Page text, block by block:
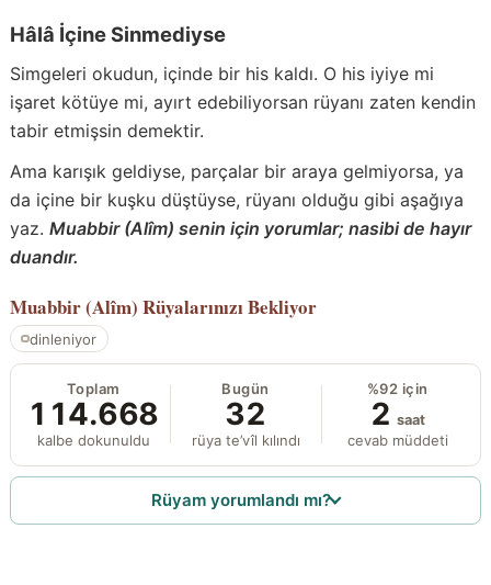
Hâlâ İçine Sinmediyse
Simgeleri okudun, içinde bir his kaldı. O his iyiye mi
işaret kötüye mi, ayırt edebiliyorsan rüyanı zaten kendin
tabir etmişsin demektir.
Ama karışık geldiyse, parçalar bir araya gelmiyorsa, ya
da içine bir kuşku düştüyse, rüyanı olduğu gibi aşağıya
yaz. Muabbir (Alîm) senin için yorumlar; nasibi de hayır
duandır.
Muabbir (Alîm) Rüyalarınızı Bekliyor
dinleniyor
Toplam
114.668
kalbe dokunuldu
Bugün
32
rüya te’vîl kılındı
%92 için
2 saat
cevab müddeti
Rüyam yorumlandı mı?